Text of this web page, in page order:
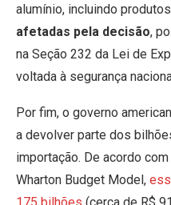
alumínio, incluindo
afetadas pela decisão,
na Seção 232 da Lei de
voltada à segurança
Por fim, o governo
a devolver parte dos
importação. De acordo
Wharton Budget Model,